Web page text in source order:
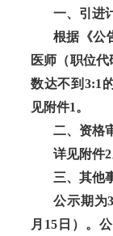
一、引进
根据《公
医师（职位代
数达不到3:1
见附件1。
二、资格
详见附件2
三、其他
公示期为
月15日）。